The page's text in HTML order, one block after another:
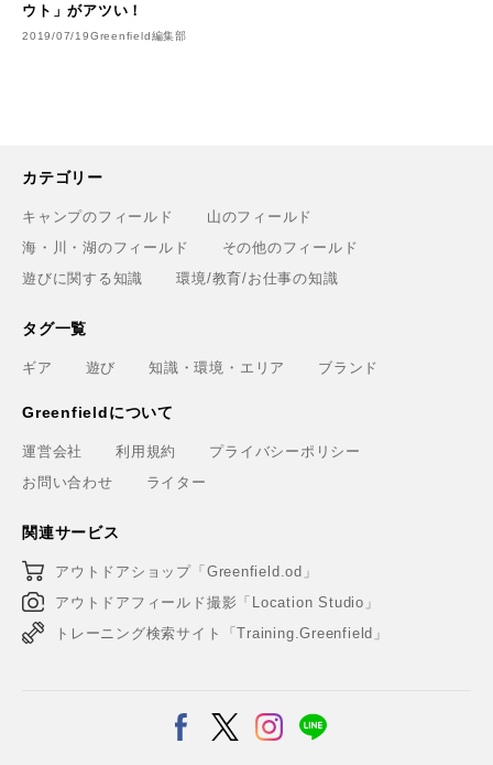
ウト」がアツい！
2019/07/19Greenfield編集部
カテゴリー
キャンプのフィールド
山のフィールド
海・川・湖のフィールド
その他のフィールド
遊びに関する知識
環境/教育/お仕事の知識
タグ一覧
ギア 遊び 知識・環境・エリア ブランド
Greenfieldについて
運営会社 利用規約
プライバシーポリシー
お問い合わせ
ライター
関連サービス
アウトドアショップ「Greenfield.od」
アウトドアフィールド撮影「Location Studio」
トレーニング検索サイト「Training.Greenfield」